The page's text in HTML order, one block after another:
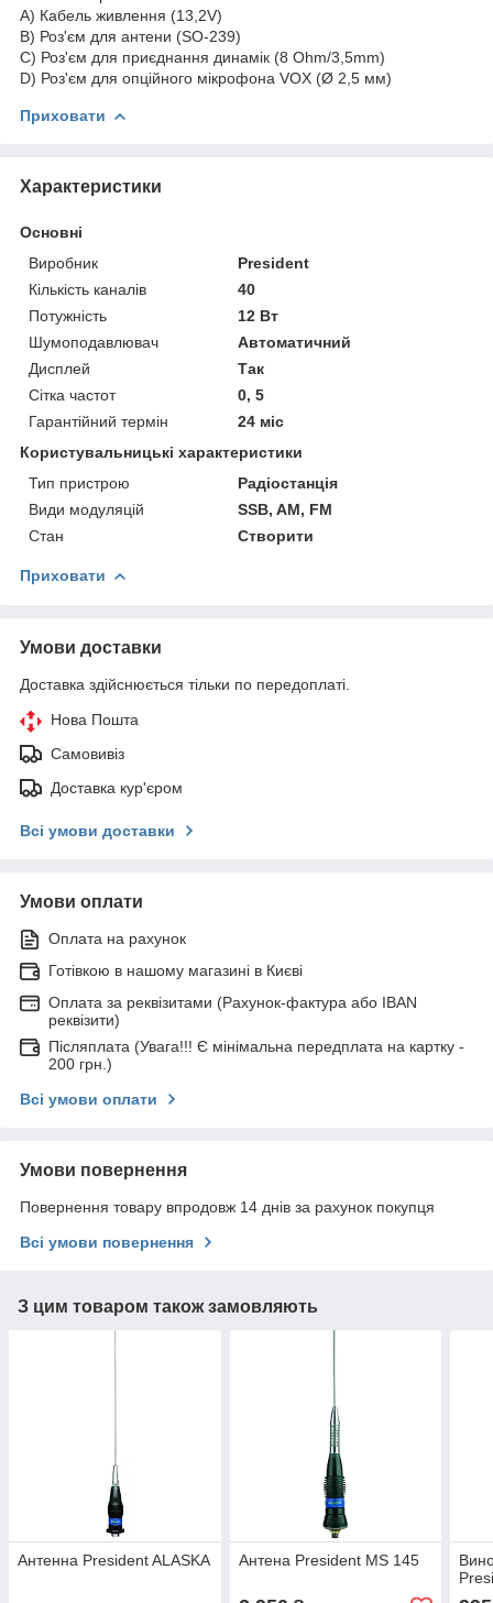
A) Кабель живлення (13,2V)
B) Роз'єм для антени (SO-239)
C) Роз'єм для приєднання динамік (8 Ohm/3,5mm)
D) Роз'єм для опційного мікрофона VOX (Ø 2,5 мм)
Приховати
Характеристики
Основні
Виробник
President
Кількість каналів
40
Потужність
12 Вт
Шумоподавлювач
Автоматичний
Дисплей
Так
Сітка частот
0, 5
Гарантійний термін
24 міс
Користувальницькі характеристики
Тип пристрою
Радіостанція
Види модуляцій
SSB, AM, FM
Стан
Створити
Приховати
Умови доставки
Доставка здійснюється тільки по передоплаті.
Нова Пошта
Самовивіз
Доставка кур'єром
Всі умови доставки
Умови оплати
Оплата на рахунок
Готівкою в нашому магазині в Києві
Оплата за реквізитами (Рахунок-фактура або IBAN
реквізити)
Післяплата (Увага!!! Є мінімальна передплата на картку -
200 грн.)
Всі умови оплати
Умови повернення
Повернення товару впродовж 14 днів за рахунок покупця
Всі умови повернення
З цим товаром також замовляють
Антенна President ALASKA Антена President MS 145